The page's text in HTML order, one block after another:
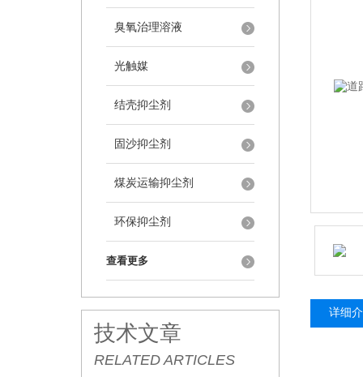
臭氧治理溶液
光触媒
结壳抑尘剂
固沙抑尘剂
煤炭运输抑尘剂
环保抑尘剂
查看更多
技术文章
RELATED ARTICLES
详细